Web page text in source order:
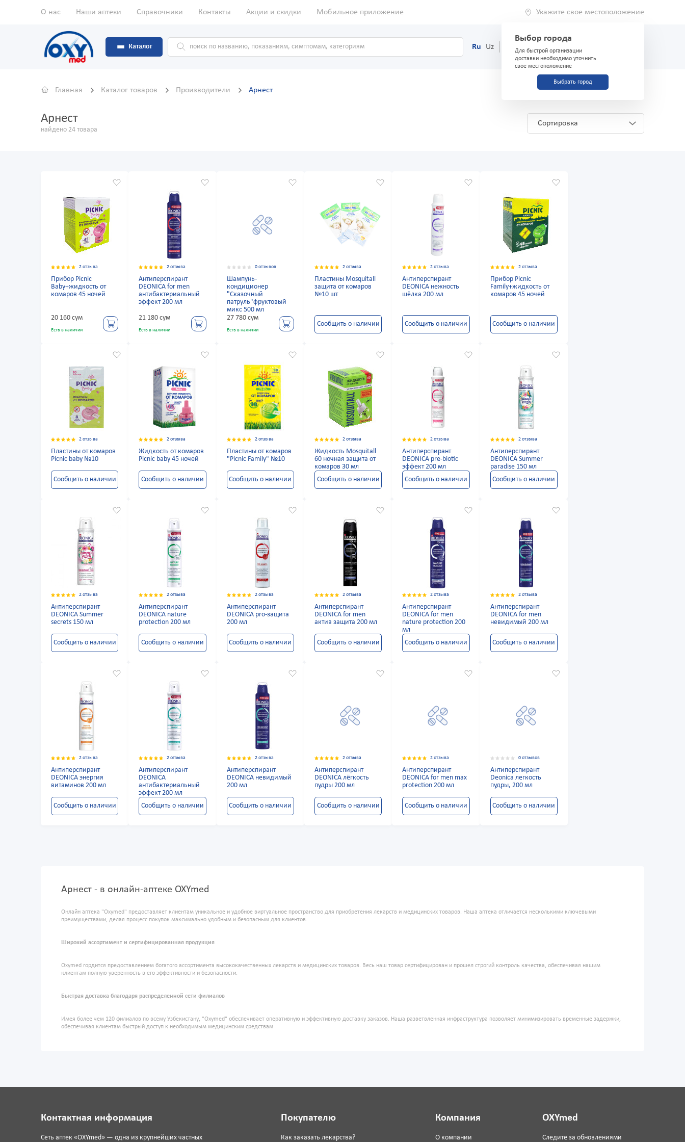
О нас Наши аптеки Справочники Контакты Акции и скидки Мобильное приложение Укажите свое местоположение
Выбор города
Для быстрой организации
доставки необходимо уточнить
свое местоположение
Выбрать город
Каталог Ru Uz (71) 200-03-03
Главная Каталог товаров Производители Арнест
Арнест
найдено 24 товара
Сортировка
2 отзыва
Прибор Picnic
Baby+жидкость от
комаров 45 ночей
20 160 сум
Есть в наличии
2 отзыва
Антиперспирант
DEONICA for men
антибактериальный
эффект 200 мл
21 180 сум
Есть в наличии
0 отзывов
Шампунь-
кондиционер
"Сказочный
патруль"фруктовый
микс 500 мл
27 780 сум
Есть в наличии
2 отзыва
Пластины Mosquitall
защита от комаров
№10 шт
Сообщить о наличии
2 отзыва
Антиперспирант
DEONICA нежность
шёлка 200 мл
Сообщить о наличии
2 отзыва
Прибор Picnic
Family+жидкость от
комаров 45 ночей
Сообщить о наличии
2 отзыва
Пластины от комаров
Picnic baby №10
Сообщить о наличии
2 отзыва
Жидкость от комаров
Picnic baby 45 ночей
Сообщить о наличии
2 отзыва
Пластины от комаров
"Picnic Family" №10
Сообщить о наличии
2 отзыва
Жидкость Mosquitall
60 ночная защита от
комаров 30 мл
Сообщить о наличии
2 отзыва
Антиперспирант
DEONICA pre-biotic
эффект 200 мл
Сообщить о наличии
2 отзыва
Антиперспирант
DEONICA Summer
paradise 150 мл
Сообщить о наличии
2 отзыва
Антиперспирант
DEONICA Summer
secrets 150 мл
Сообщить о наличии
2 отзыва
Антиперспирант
DEONICA nature
protection 200 мл
Сообщить о наличии
2 отзыва
Антиперспирант
DEONICA pro-защита
200 мл
Сообщить о наличии
2 отзыва
Антиперспирант
DEONICA for men
актив защита 200 мл
Сообщить о наличии
2 отзыва
Антиперспирант
DEONICA for men
nature protection 200
мл
Сообщить о наличии
2 отзыва
Антиперспирант
DEONICA for men
невидимый 200 мл
Сообщить о наличии
2 отзыва
Антиперспирант
DEONICA энергия
витаминов 200 мл
Сообщить о наличии
2 отзыва
Антиперспирант
DEONICA
антибактериальный
эффект 200 мл
Сообщить о наличии
2 отзыва
Антиперспирант
DEONICA невидимый
200 мл
Сообщить о наличии
2 отзыва
Антиперспирант
DEONICA лёгкость
пудры 200 мл
Сообщить о наличии
2 отзыва
Антиперспирант
DEONICA for men max
protection 200 мл
Сообщить о наличии
0 отзывов
Антиперспирант
Deonica легкость
пудры, 200 мл
Сообщить о наличии
Арнест - в онлайн-аптеке OXYmed
Онлайн аптека "Oxymed" предоставляет клиентам уникальное и удобное виртуальное пространство для приобретения лекарств и медицинских товаров. Наша аптека отличается несколькими ключевыми
преимуществами, делая процесс покупок максимально удобным и безопасным для клиентов.
Широкий ассортимент и сертифицированная продукция
Oxymed гордится предоставлением богатого ассортимента высококачественных лекарств и медицинских товаров. Весь наш товар сертифицирован и прошел строгий контроль качества, обеспечивая нашим
клиентам полную уверенность в его эффективности и безопасности.
Быстрая доставка благодаря распределенной сети филиалов
Имея более чем 120 филиалов по всему Узбекистану, "Oxymed" обеспечивает оперативную и эффективную доставку заказов. Наша разветвленная инфраструктура позволяет минимизировать временные задержки,
обеспечивая клиентам быстрый доступ к необходимым медицинским средствам
Контактная информация
Сеть аптек «OXYmed» — одна из крупнейших частных
Покупателю
Как заказать лекарства?
Компания
О компании
OXYmed
Следите за обновлениями